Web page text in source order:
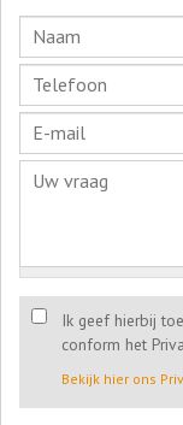
Ik geef hierbij
conform het
Bekijk hier ons